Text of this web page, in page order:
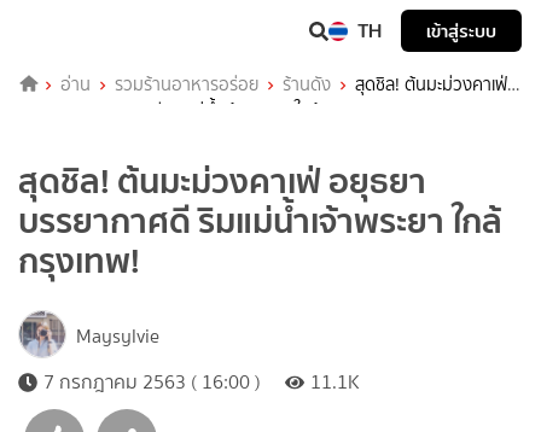
TH เข้าสู่ระบบ
อ่าน รวมร้านอาหารอร่อย ร้านดัง
สุดชิล! ต้นมะม่วงคาเฟ่
อยุธยา บรรยากาศดี ริมแม่น้ำเจ้าพระยา ใกล้กรุงเทพ!
สุดชิล! ต้นมะม่วงคาเฟ่ อยุธยา
บรรยากาศดี ริมแม่น้ำเจ้าพระยา ใกล้
กรุงเทพ!
Maysylvie
7 กรกฎาคม 2563 ( 16:00 )
11.1K